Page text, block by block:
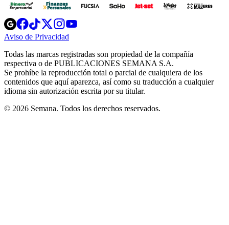
Opens
in
new
Opens
in
new
Opens
in
new
window
Opens
new
windowwindow
Aviso de Privacidad
new
window
Todas las marcas registradas son propiedad de la compañía
respectiva o de PUBLICACIONES SEMANA S.A.
Se prohíbe la reproducción total o parcial de cualquiera de los
contenidos que aquí aparezca, así como su traducción a cualquier
idioma sin autorización escrita por su titular.
© 2026 Semana. Todos los derechos reservados.